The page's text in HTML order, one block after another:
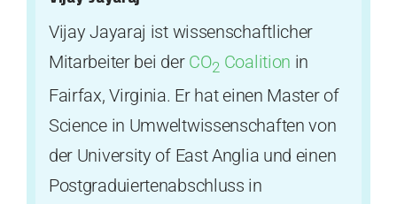
Vijay Jayaraj ist wissenschaftlicher
Mitarbeiter bei der CO2 Coalition in
Fairfax, Virginia. Er hat einen Master of
Science in Umweltwissenschaften von
der University of East Anglia und einen
Postgraduiertenabschluss in